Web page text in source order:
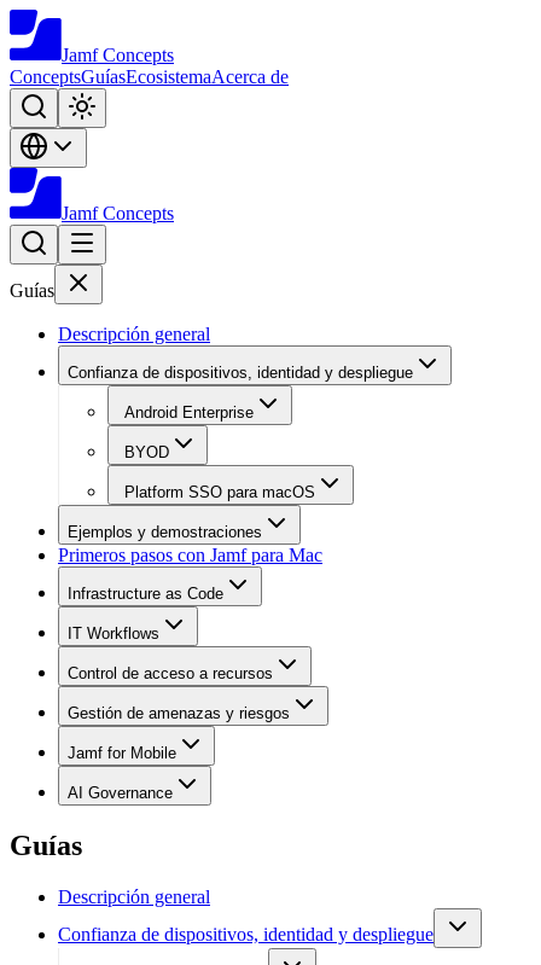
Jamf Concepts
ConceptsGuíasEcosistemaAcerca de
Jamf Concepts
Guías
Descripción general
Confianza de dispositivos, identidad y despliegue
Android Enterprise
BYOD
Platform SSO para macOS
Ejemplos y demostraciones
Primeros pasos con Jamf para Mac
Infrastructure as Code
IT Workflows
Control de acceso a recursos
Gestión de amenazas y riesgos
Jamf for Mobile
AI Governance
Guías
Descripción general
Confianza de dispositivos, identidad y despliegue